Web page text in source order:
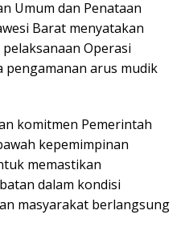
Umum dan Penataan
Barat menyatakan
Operasi
pengamanan arus mudik
komitmen Pemerintah
kepemimpinan
memastikan
dalam kondisi
masyarakat berlangsung